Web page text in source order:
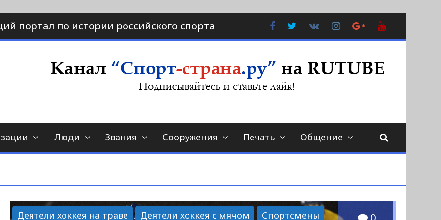
портал по истории российского спорта FacebookTwitter
Контакте
Instagram
Google
Plus
страна.ру
по истории спорта
Люди Звания Сооружения Печать Общение
Деятели хоккея на траве Деятели хоккея с мячом Спортсмены 0